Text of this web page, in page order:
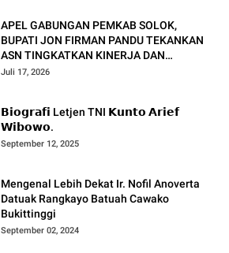
APEL GABUNGAN PEMKAB SOLOK,
BUPATI JON FIRMAN PANDU TEKANKAN
ASN TINGKATKAN KINERJA DAN
PELAYANAN MASYARAKAT.
Juli 17, 2026
𝗕𝗶𝗼𝗴𝗿𝗮𝗳𝗶 Letjen TNI 𝗞𝘂𝗻𝘁𝗼 𝗔𝗿𝗶𝗲𝗳
𝗪𝗶𝗯𝗼𝘄𝗼.
September 12, 2025
Mengenal Lebih Dekat Ir. Nofil Anoverta
Datuak Rangkayo Batuah Cawako
Bukittinggi
September 02, 2024